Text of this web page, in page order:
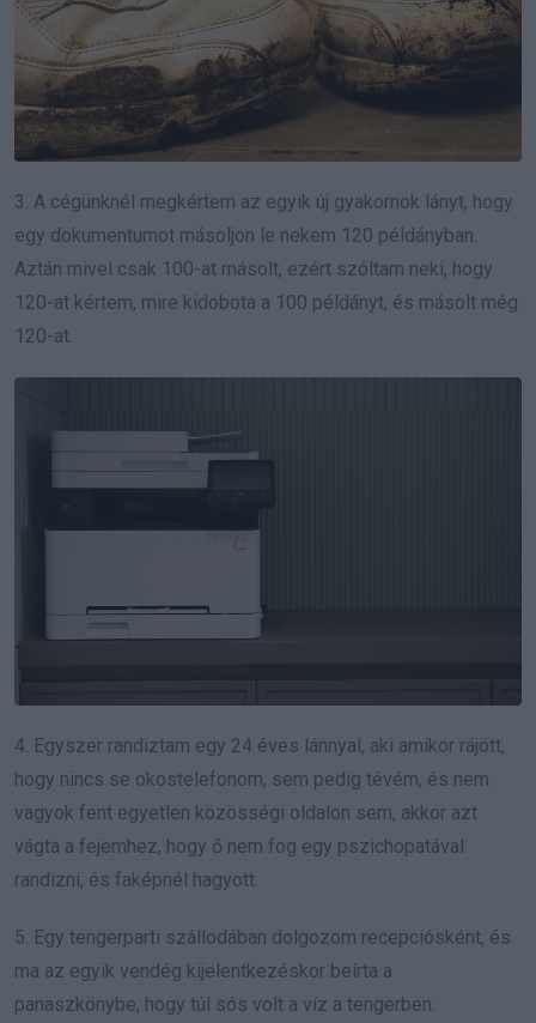
3. A cégünknél megkértem az egyik új gyakornok lányt, hogy
egy dokumentumot másoljon le nekem 120 példányban.
Aztán mivel csak 100-at másolt, ezért szóltam neki, hogy
120-at kértem, mire kidobota a 100 példányt, és másolt még
120-at.
4. Egyszer randiztam egy 24 éves lánnyal, aki amikor rájött,
hogy nincs se okostelefonom, sem pedig tévém, és nem
vagyok fent egyetlen közösségi oldalon sem, akkor azt
vágta a fejemhez, hogy ő nem fog egy pszichopatával
randizni, és faképnél hagyott.
5. Egy tengerparti szállodában dolgozom recepciósként, és
ma az egyik vendég kijelentkezéskor beírta a
panaszkönybe, hogy túl sós volt a víz a tengerben.